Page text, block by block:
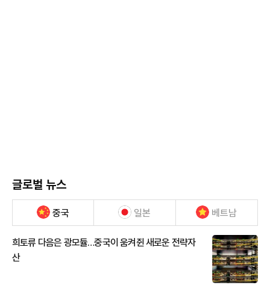
글로벌 뉴스
중국 일본 베트남
희토류 다음은 광모듈…중국이 움켜쥔 새로운 전략자
산